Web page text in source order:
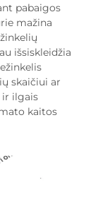
pabaigos
mažina
išsiskleidžia
skaičiui ar
ilgais
kaitos